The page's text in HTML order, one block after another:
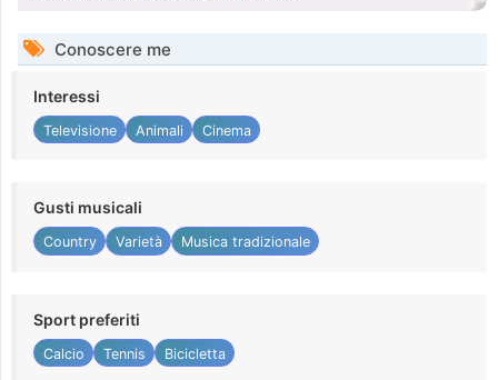
Conoscere me
Interessi
Televisione Animali Cinema
Gusti musicali
Country Varietà Musica tradizionale
Sport preferiti
Calcio Tennis Bicicletta